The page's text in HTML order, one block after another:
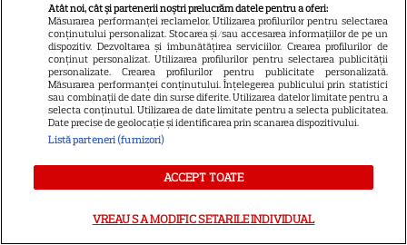
Retete practice
URMĂREȘTE-NE PE
Copyright Ringier Romania – Toate Drepturile rezervate
Atât noi, cât și partenerii noștri prelucrăm datele pentru a oferi:
Măsurarea performanței reclamelor. Utilizarea profilurilor pentru selectarea
conținutului personalizat. Stocarea și/sau accesarea informațiilor de pe un
dispozitiv. Dezvoltarea și îmbunătățirea serviciilor. Crearea profilurilor de
conținut personalizat. Utilizarea profilurilor pentru selectarea publicității
personalizate. Crearea profilurilor pentru publicitate personalizată.
Măsurarea performanței conținutului. Înțelegerea publicului prin statistici
sau combinații de date din surse diferite. Utilizarea datelor limitate pentru a
selecta conținutul. Utilizarea de date limitate pentru a selecta publicitatea.
Date precise de geolocație și identificarea prin scanarea dispozitivului.
Listă parteneri (furnizori)
ACCEPT TOATE
VREAU SA MODIFIC SETARILE INDIVIDUAL